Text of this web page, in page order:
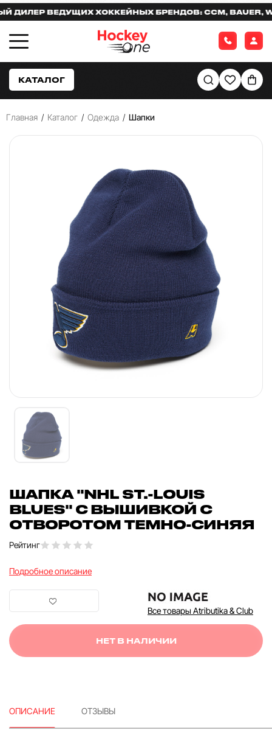
ВЕДУЩИХ ХОККЕЙНЫХ БРЕНДОВ: CCM, BAUER,
КАТАЛОГ
Главная / Каталог / Одежда / Шапки
ШАПКА "NHL ST.-LOUIS
BLUES" С ВЫШИВКОЙ С
ОТВОРОТОМ ТЕМНО-СИНЯЯ
Рейтинг
Подробное описание
Все товары Atributika & Club
НЕТ В НАЛИЧИИ
ОПИСАНИЕ ОТЗЫВЫ